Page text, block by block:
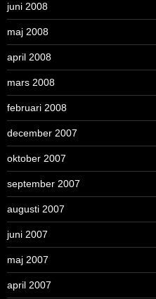
juni 2008
maj 2008
april 2008
mars 2008
februari 2008
december 2007
oktober 2007
september 2007
augusti 2007
juni 2007
maj 2007
april 2007